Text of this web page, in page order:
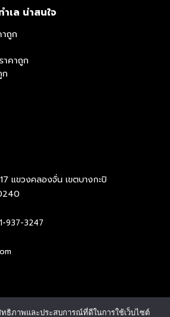
เล น่าสนใจ
ถูก
าคาถูก
ก
แขวงคลองจั่น เขตบางกะปิ
937-3247
ทธิภาพและประสบการณ์ที่ดีในการใช้เว็บไซต์